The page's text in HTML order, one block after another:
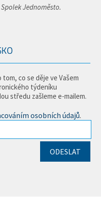
Spolek Jednoměsto.
co se děje ve Vašem
týdeníku
středu zašleme e-mailem.
osobních údajů.